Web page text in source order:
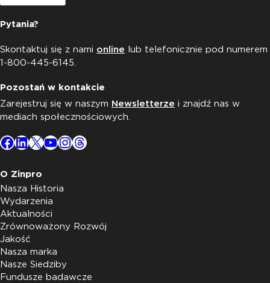
Pytania?
Skontaktuj się z nami online lub telefonicznie pod numerem
1-800-445-6145.
Pozostań w kontakcie
Zarejestruj się w naszym Newsletterze i znajdź nas w
mediach społecznościowych.
Facebook
LinkedIn
X YouTube
Instagram
Threads
O Zinpro
Nasza Historia
Wydarzenia
Aktualności
Zrównoważony Rozwój
Jakość
Nasza marka
Nasze Siedziby
Fundusze badawcze